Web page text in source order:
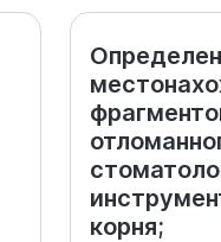
корня;